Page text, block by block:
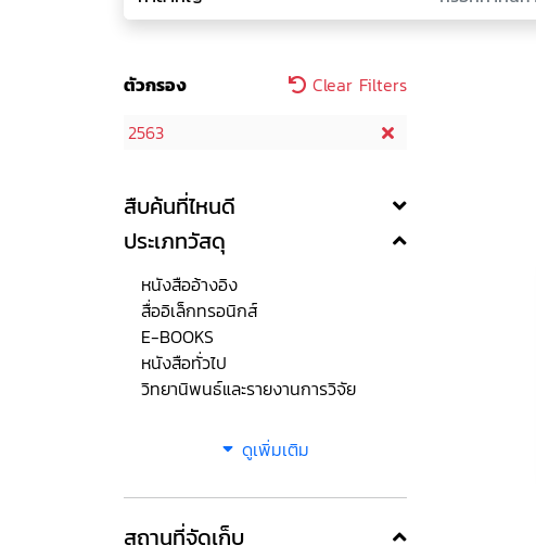
ตัวกรอง
Clear Filters
2563
สืบค้นที่ไหนดี
ประเภทวัสดุ
หนังสืออ้างอิง
สื่ออิเล็กทรอนิกส์
E-BOOKS
หนังสือทั่วไป
วิทยานิพนธ์และรายงานการวิจัย
ดูเพิ่มเติม
สถานที่จัดเก็บ